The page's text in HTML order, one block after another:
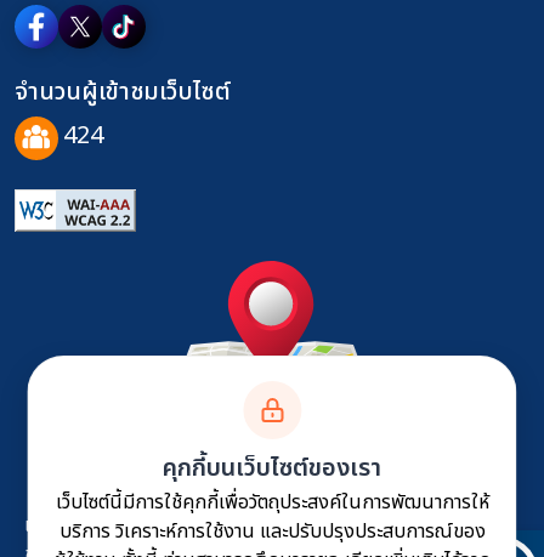
จำนวนผู้เข้าชมเว็บไซต์
424
ติดต่อเรา
แผนผังเว็บไซต์ นโยบายเว็บไซต์
นโยบายการคุ้มครอง
คุกกี้บนเว็บไซต์ของเรา
เว็บไซต์นี้มีการใช้คุกกี้เพื่อวัตถุประสงค์ในการพัฒนาการให้
บริการ วิเคราะห์การใช้งาน และปรับปรุงประสบการณ์ของ